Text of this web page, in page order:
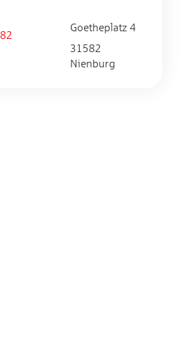
Goetheplatz 4
31582
Nienburg